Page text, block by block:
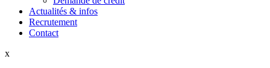
Actualités & infos
Recrutement
Contact
x